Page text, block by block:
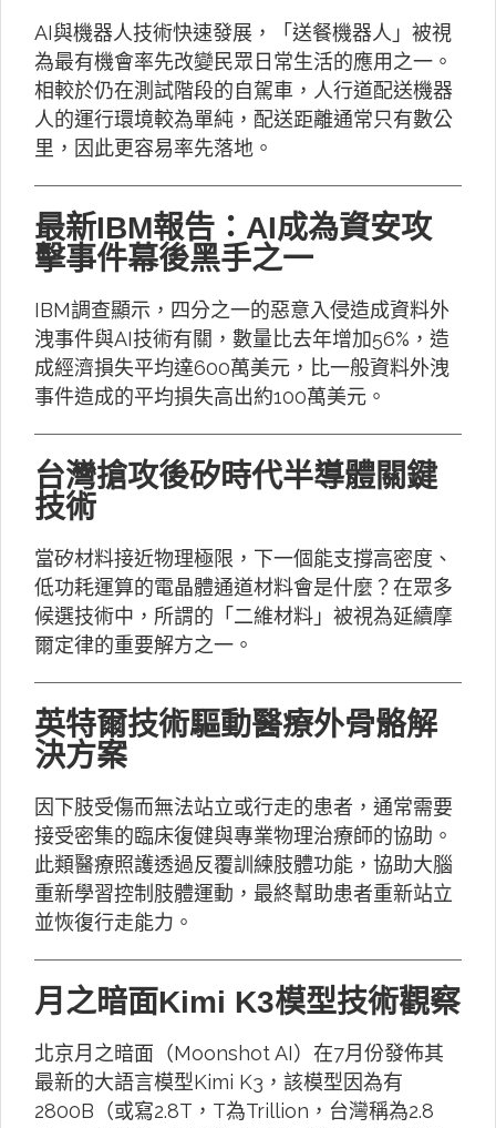
AI與機器人技術快速發展，「送餐機器人」被視
為最有機會率先改變民眾日常生活的應用之一。
相較於仍在測試階段的自駕車，人行道配送機器
人的運行環境較為單純，配送距離通常只有數公
里，因此更容易率先落地。
最新IBM報告：AI成為資安攻
擊事件幕後黑手之一
IBM調查顯示，四分之一的惡意入侵造成資料外
洩事件與AI技術有關，數量比去年增加56%，造
成經濟損失平均達600萬美元，比一般資料外洩
事件造成的平均損失高出約100萬美元。
台灣搶攻後矽時代半導體關鍵
技術
當矽材料接近物理極限，下一個能支撐高密度、
低功耗運算的電晶體通道材料會是什麼？在眾多
候選技術中，所謂的「二維材料」被視為延續摩
爾定律的重要解方之一。
英特爾技術驅動醫療外骨骼解
決方案
因下肢受傷而無法站立或行走的患者，通常需要
接受密集的臨床復健與專業物理治療師的協助。
此類醫療照護透過反覆訓練肢體功能，協助大腦
重新學習控制肢體運動，最終幫助患者重新站立
並恢復行走能力。
月之暗面Kimi K3模型技術觀察
北京月之暗面（Moonshot AI）在7月份發佈其
最新的大語言模型Kimi K3，該模型因為有
2800B（或寫2.8T，T為Trillion，台灣稱為2.8